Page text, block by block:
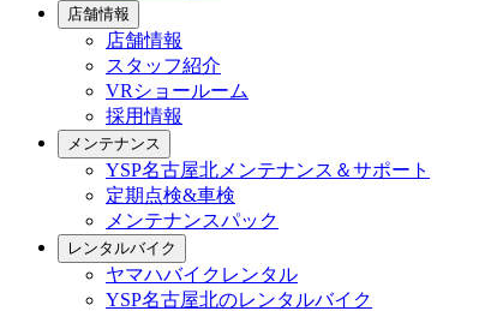
店舗情報
店舗情報
スタッフ紹介
VRショールーム
採用情報
メンテナンス
YSP名古屋北メンテナンス＆サポート
定期点検&車検
メンテナンスパック
レンタルバイク
ヤマハバイクレンタル
YSP名古屋北のレンタルバイク